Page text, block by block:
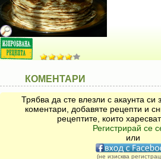
КОМЕНТАРИ
Трябва да сте влезли с акаунта
коментари, добавяте рецепти и
рецептите, които
Регистрирай се
или
(не изисква